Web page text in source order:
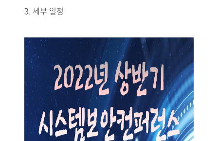
3. 세부 일정